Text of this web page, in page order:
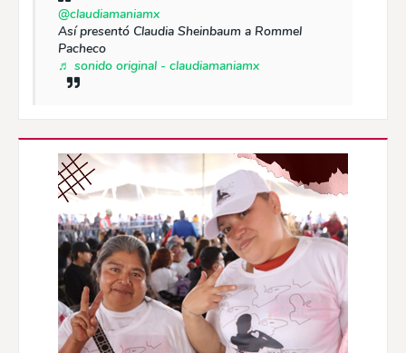
@claudiamaniamx
Así presentó Claudia Sheinbaum a Rommel
Pacheco
♬ sonido original - claudiamaniamx